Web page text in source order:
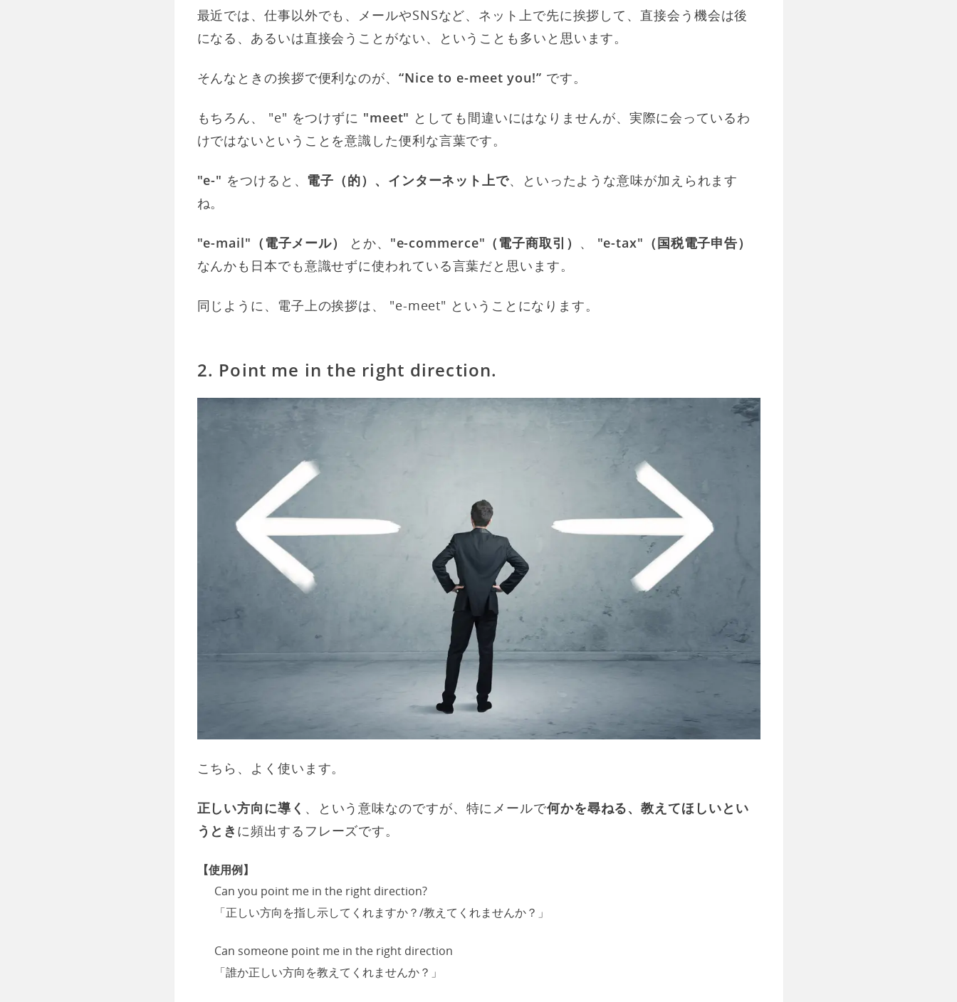
最近では、仕事以外でも、メールやSNSなど、ネット上で先に挨拶して、直接会う機会は後
になる、あるいは直接会うことがない、ということも多いと思います。
そんなときの挨拶で便利なのが、 “Nice to e-meet you!” です。
もちろん、 "e" をつけずに "meet" としても間違いにはなりませんが、実際に会っているわ
けではないということを意識した便利な言葉です。
"e-" をつけると、 電子（的）、インターネット上で、といったような意味が加えられます
ね。
"e-mail"（電子メール） とか、 "e-commerce"（電子商取引） 、 "e-tax"（国税電子申告）
なんかも日本でも意識せずに使われている言葉だと思います。
同じように、電子上の挨拶は、 "e-meet" ということになります。
2. Point me in the right direction.
こちら、よく使います。
正しい方向に導く 、という意味なのですが、特にメールで何かを尋ねる、教えてほしいとい
うとき に頻出するフレーズです。
【使用例】
Can you point me in the right direction?
「正しい方向を指し示してくれますか？/教えてくれませんか？」
Can someone point me in the right direction
「誰か正しい方向を教えてくれませんか？」